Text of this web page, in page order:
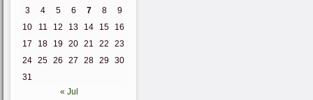
3
4 5 6 7 8
9
10
11 12 13 14 15
16
17
18 19 20 21 22
23
24 25 26 27 28 29 30
31
« Jul